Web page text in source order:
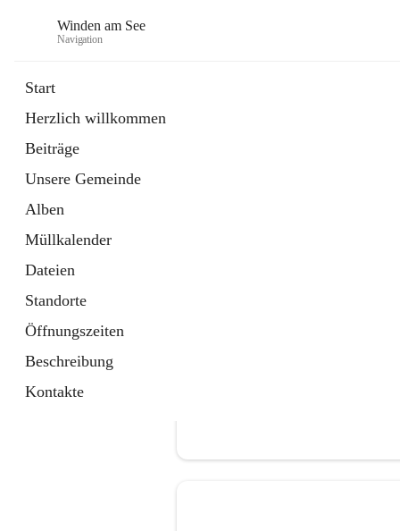
Winden am See
Navigation
Start
Herzlich willkommen
Beiträge
Unsere Gemeinde
Alben
Müllkalender
Dateien
Standorte
Öffnungszeiten
Beschreibung
Kontakte